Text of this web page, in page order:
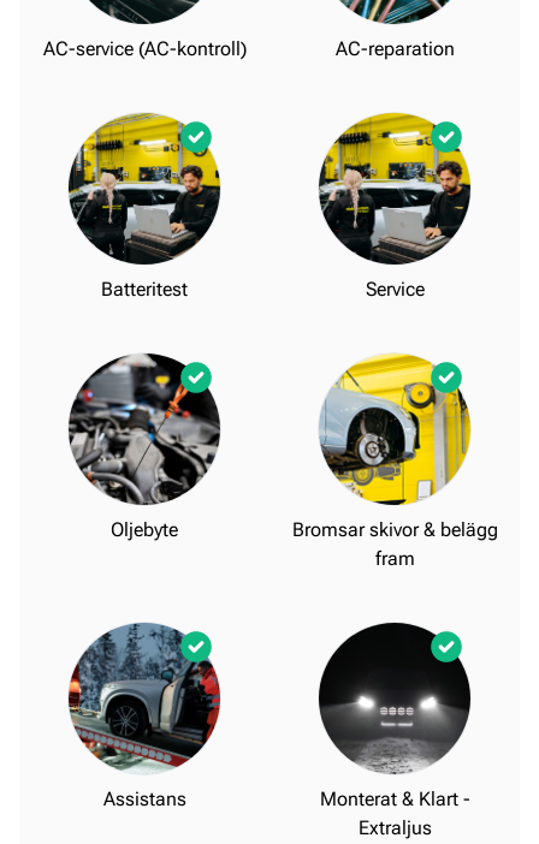
AC-service (AC-kontroll) AC-reparation
Batteritest Service
Oljebyte
Bromsar skivor & belägg
fram
Assistans
Monterat & Klart -
Extraljus